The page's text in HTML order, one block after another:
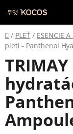
na
obsah
Domov
/ PLEŤ / ESENCIE A
pleti - Panthenol